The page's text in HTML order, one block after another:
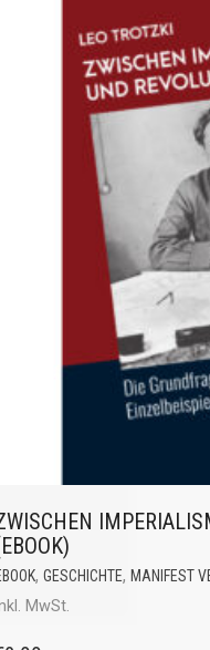
, GESCHICHTE, MANIFEST
MwSt.